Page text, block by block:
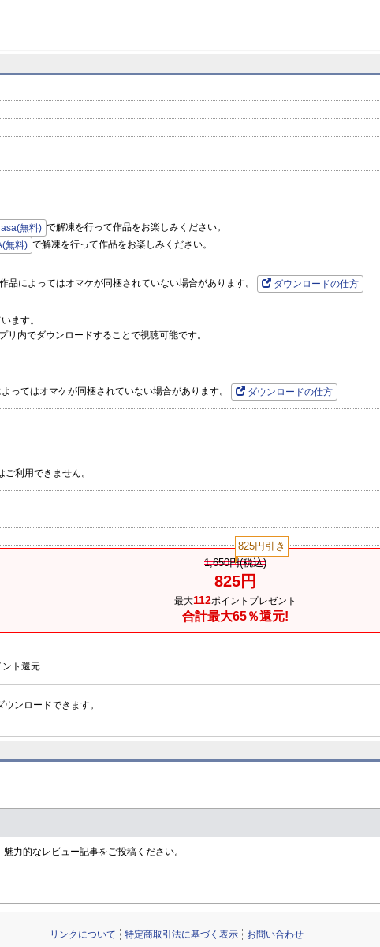
無料) で解凍を行って作品をお楽しみください。
無料) で解凍を行って作品をお楽しみください。
によってはオマケが同梱されていない場合があります。 ダウンロードの仕方
ます。
リ内でダウンロードすることで視聴可能です。
ってはオマケが同梱されていない場合があります。 ダウンロードの仕方
利用できません。
1,650円(税込)
825円引き
825円
最大112ポイントプレゼント
合計最大65％還元!
ト還元
ンロードできます。
力的なレビュー記事をご投稿ください。
リンクについて 特定商取引法に基づく表示 お問い合わせ